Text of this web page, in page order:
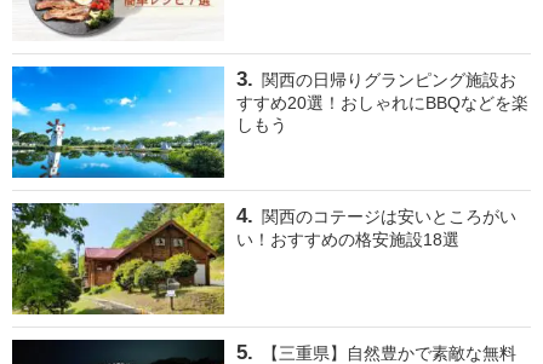
関西の日帰りグランピング施設お
すすめ20選！おしゃれにBBQなどを楽
しもう
関西のコテージは安いところがい
い！おすすめの格安施設18選
【三重県】自然豊かで素敵な無料